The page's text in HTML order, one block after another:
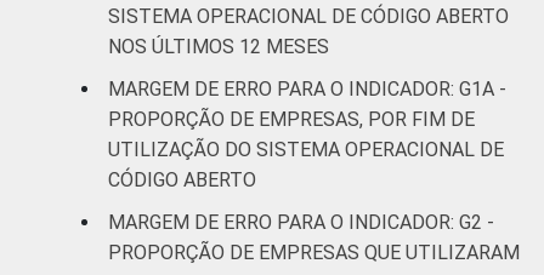
automotores e
motocicletas
Transporte,
armazenagem
e correio
3,2
Alojamento e
alimentação
2,1
SISTEMA OPERACIONAL DE CÓDIGO ABERTO
NOS ÚLTIMOS 12 MESES
MARGEM DE ERRO PARA O INDICADOR: G1A -
PROPORÇÃO DE EMPRESAS, POR FIM DE
UTILIZAÇÃO DO SISTEMA OPERACIONAL DE
CÓDIGO ABERTO
MARGEM DE ERRO PARA O INDICADOR: G2 -
PROPORÇÃO DE EMPRESAS QUE UTILIZARAM